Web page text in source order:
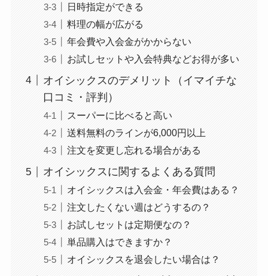
日時指定ができる
料理の幅が広がる
年会費や入会金がかからない
お試しセットや入会特典などお得が多い
オイシックスのデメリット（イマイチな
口コミ・評判）
スーパーに比べると高い
送料無料のラインが6,000円以上
注文を変更し忘れる場合がある
オイシックスに関するよくある質問
オイシックスは入会金・年会費はある？
注文したくない週はどうするの？
お試しセットは定期便なの？
単品購入はできますか？
オイシックスを退会したい場合は？